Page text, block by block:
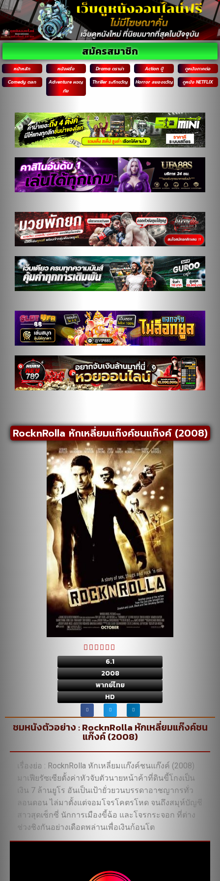
หน้าหลัก หนังฝรั่ง Drama ดราม่า Action บู๊
ดูหนังภาคต่อ
Comedy ตลก
Adventure ผจญ
ภัย
Thriller ระทึกขวัญ Horror สยองขวัญ ดูหนัง NETFLIX
สมัครสมาชิก
RocknRolla หักเหลี่ยมแก๊งค์ชนแก๊งค์ (2008)
6.1
2008
พากย์ไทย
HD
ชมหนังตัวอย่าง : RocknRolla หักเหลี่ยมแก๊งค์ชน
แก๊งค์ (2008)
เรื่องย่อ : RocknRolla หักเหลี่ยมแก๊งค์ชนแก๊งค์ (2008)
มาเฟียรัซเซียตั้งค่าหัวจับตัวนายหน้าค้าที่ดินขี้โกงเป็น
เงิน 7 ล้านยูโร อันเป็นเป้ายั่วยวนบรรดาอาชญากรทั่ว
ลอนดอน ไล่มาตั้งแต่จอมโจรโคตรโหด จนถึงสมุห์บัญชี
สาวสุดเซ็กซี่ นักการเมืองขี้ฉ้อ และโจรกระจอก ที่ต่าง
ช่วงชิงกันอย่างเดือดพล่านเพื่อเงินก้อนโต